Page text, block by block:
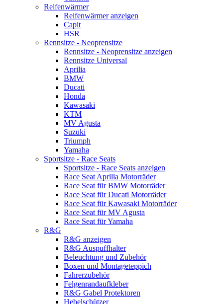
Reifenwärmer
Reifenwärmer anzeigen
Capit
HSR
Rennsitze - Neoprensitze
Rennsitze - Neoprensitze anzeigen
Rennsitze Universal
Aprilia
BMW
Ducati
Honda
Kawasaki
KTM
MV Agusta
Suzuki
Triumph
Yamaha
Sportsitze - Race Seats
Sportsitze - Race Seats anzeigen
Race Seat Aprilia Motorräder
Race Seat für BMW Motorräder
Race Seat für Ducati Motorräder
Race Seat für Kawasaki Motorräder
Race Seat für MV Agusta
Race Seat für Yamaha
R&G
R&G anzeigen
R&G Auspuffhalter
Beleuchtung und Zubehör
Boxen und Montageteppich
Fahrerzubehör
Felgenrandaufkleber
R&G Gabel Protektoren
Hebelschützer